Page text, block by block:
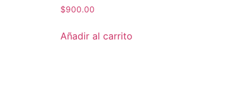
$900.00
Añadir al carrito